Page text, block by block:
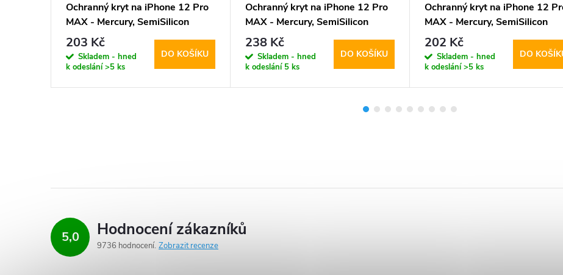
Ochranný kryt na iPhone 12 Pro
MAX - Mercury, SemiSilicon
MagSafe Blue
203 Kč
Skladem - hned
k odeslání>5 ks
DO KOŠÍKU
Ochranný kryt na iPhone 12 Pro
MAX - Mercury, SemiSilicon
MagSafe Purple
238 Kč
Skladem - hned
k odeslání 5 ks
DO KOŠÍKU
Ochranný kryt na iPhone 12
MAX - Mercury, SemiSilicon
MagSafe Green
202 Kč
Skladem - hned
k odeslání>5 ks
DO
5,0 Hodnocení zákazníků
9736 hodnocení Zobrazit recenze